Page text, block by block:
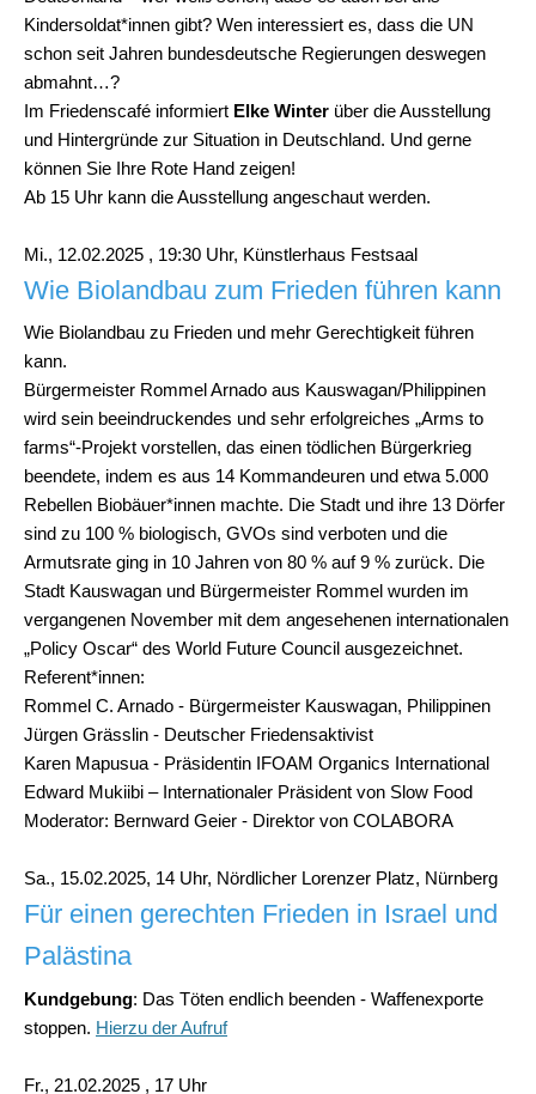
Kindersoldat*innen gibt? Wen interessiert es, dass die UN
schon seit Jahren bundesdeutsche Regierungen deswegen
abmahnt…?
Im Friedenscafé informiert Elke Winter über die Ausstellung
und Hintergründe zur Situation in Deutschland. Und gerne
können Sie Ihre Rote Hand zeigen!
Ab 15 Uhr kann die Ausstellung angeschaut werden.
Mi., 12.02.2025 , 19:30 Uhr, Künstlerhaus Festsaal
Wie Biolandbau zum Frieden führen kann
Wie Biolandbau zu Frieden und mehr Gerechtigkeit führen
kann.
Bürgermeister Rommel Arnado aus Kauswagan/Philippinen
wird sein beeindruckendes und sehr erfolgreiches „Arms to
farms“-Projekt vorstellen, das einen tödlichen Bürgerkrieg
beendete, indem es aus 14 Kommandeuren und etwa 5.000
Rebellen Biobäuer*innen machte. Die Stadt und ihre 13 Dörfer
sind zu 100 % biologisch, GVOs sind verboten und die
Armutsrate ging in 10 Jahren von 80 % auf 9 % zurück. Die
Stadt Kauswagan und Bürgermeister Rommel wurden im
vergangenen November mit dem angesehenen internationalen
„Policy Oscar“ des World Future Council ausgezeichnet.
Referent*innen:
Rommel C. Arnado - Bürgermeister Kauswagan, Philippinen
Jürgen Grässlin - Deutscher Friedensaktivist
Karen Mapusua - Präsidentin IFOAM Organics International
Edward Mukiibi – Internationaler Präsident von Slow Food
Moderator: Bernward Geier - Direktor von COLABORA
Sa., 15.02.2025, 14 Uhr, Nördlicher Lorenzer Platz, Nürnberg
Für einen gerechten Frieden in Israel und
Palästina
Kundgebung: Das Töten endlich beenden - Waffenexporte
stoppen. Hierzu der Aufruf
Fr., 21.02.2025 , 17 Uhr